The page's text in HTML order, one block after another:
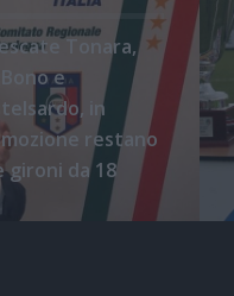
Tonara,
e
in
restano
gironi da 18